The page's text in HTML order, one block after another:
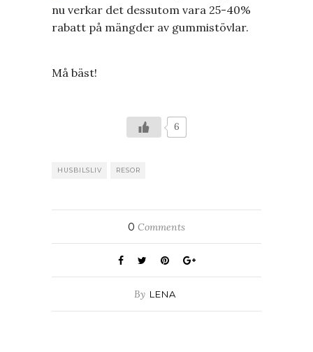
nu verkar det dessutom vara 25-40%
rabatt på mängder av gummistövlar.
Må bäst!
6
HUSBILSLIV RESOR
0 Comments
By LENA